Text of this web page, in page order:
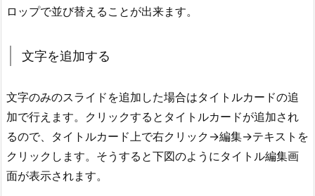
ロップで並び替えることが出来ます。
文字を追加する
文字のみのスライドを追加した場合はタイトルカードの追
加で行えます。クリックするとタイトルカードが追加され
るので、タイトルカード上で右クリック→編集→テキストを
クリックします。そうすると下図のようにタイトル編集画
面が表示されます。